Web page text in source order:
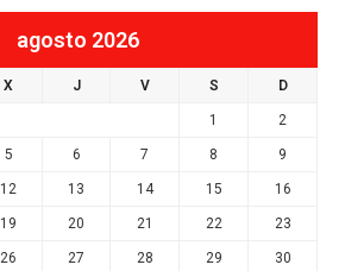
agosto 2026
X J V S D
1 2
5 6 7 8 9
12 13 14 15 16
19 20 21 22 23
26 27 28 29 30